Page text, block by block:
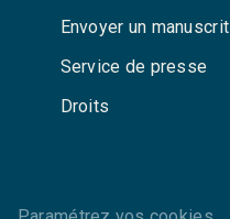
Envoyer un manuscrit
Service de presse
Droits